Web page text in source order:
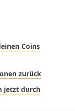
Coins
zurück
jetzt durch